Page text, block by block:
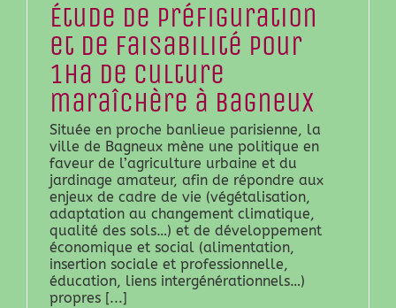
Étude de préfiguration
et de faisabilité pour
1ha de culture
maraîchère à Bagneux
Située en proche banlieue parisienne, la
ville de Bagneux mène une politique en
faveur de l’agriculture urbaine et du
jardinage amateur, afin de répondre aux
enjeux de cadre de vie (végétalisation,
adaptation au changement climatique,
qualité des sols…) et de développement
économique et social (alimentation,
insertion sociale et professionnelle,
éducation, liens intergénérationnels…)
propres [...]